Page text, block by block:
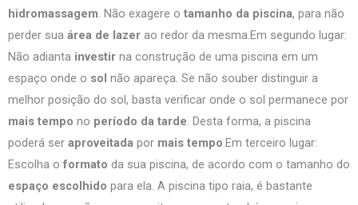
hidromassagem . Não exagere o tamanho da piscina, para não
perder sua área de lazer ao redor da mesma.Em segundo lugar:
Não adianta investir na construção de uma piscina em um
espaço onde o sol não apareça. Se não souber distinguir a
melhor posição do sol, basta verificar onde o sol permanece por
mais tempo no período da tarde . Desta forma, a piscina
poderá ser aproveitada por mais tempo .Em terceiro lugar:
Escolha o formato da sua piscina, de acordo com o tamanho do
espaço escolhido para ela. A piscina tipo raia, é bastante